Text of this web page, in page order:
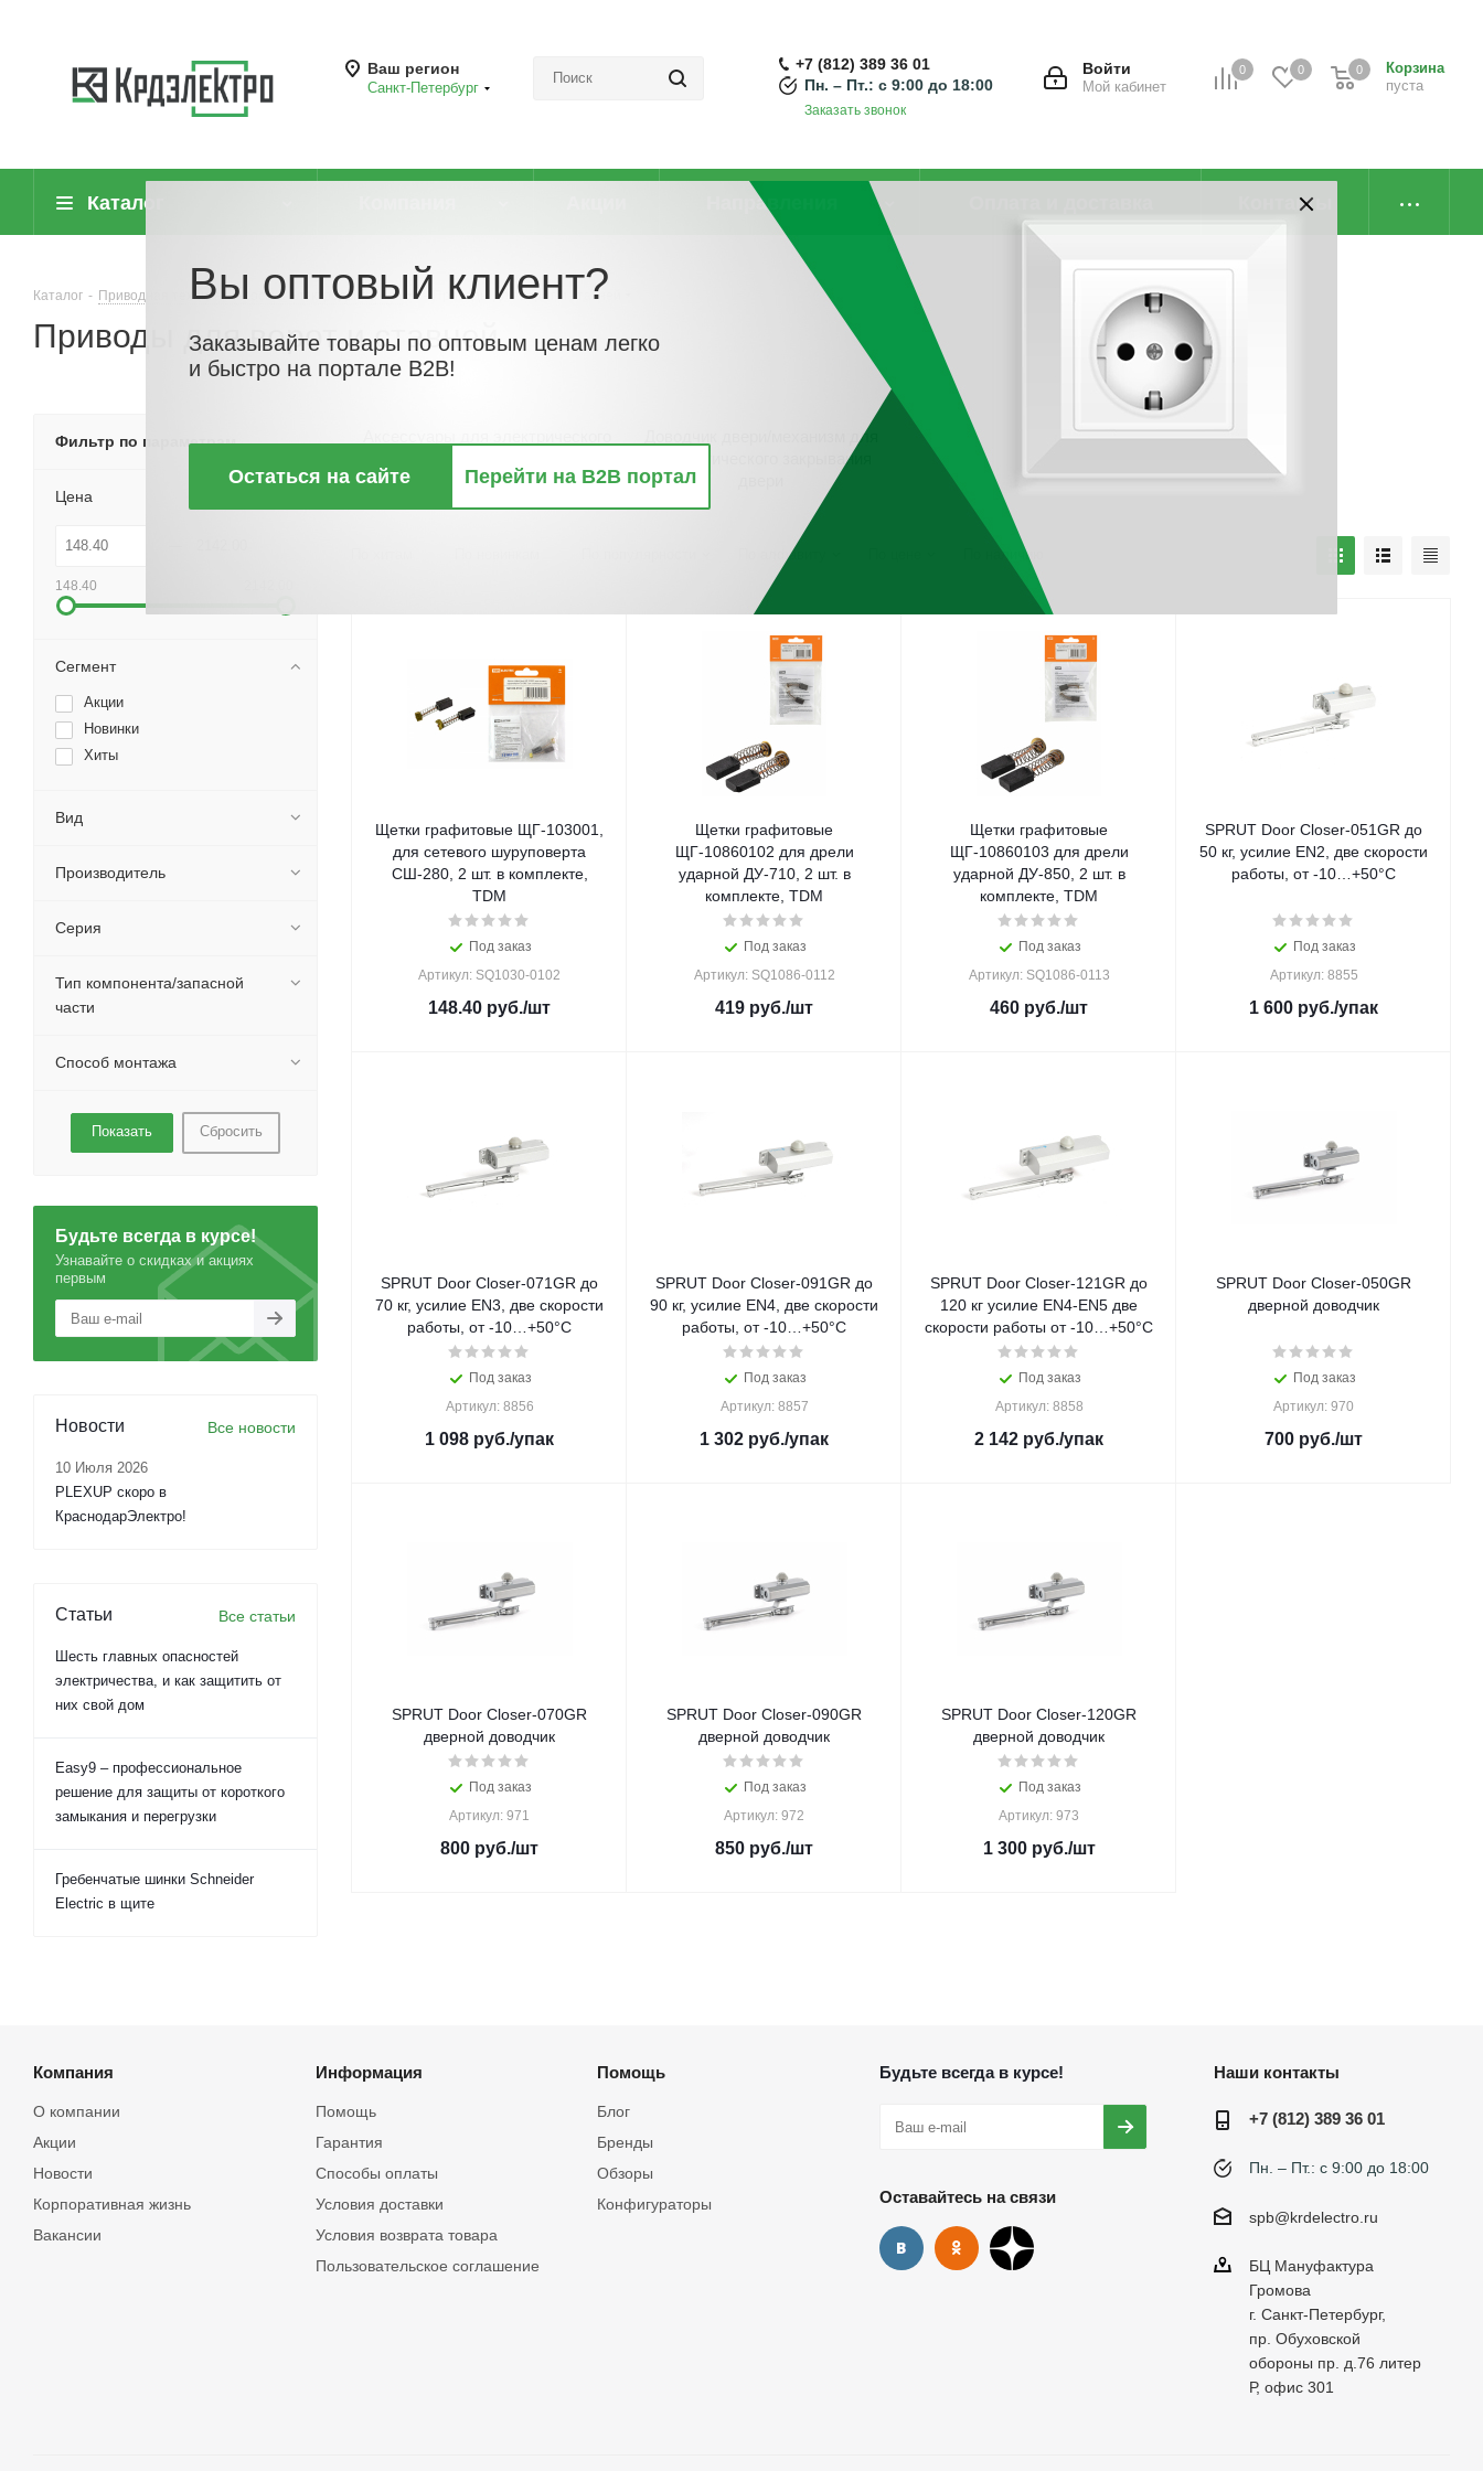
Ваш регион
Санкт-Петербург
0 0
Корзина
пуста
0
Войти
Мой кабинет
+7 (812) 389 36 01
Пн. – Пт.: с 9:00 до 18:00
Заказать звонок
Каталог Направления Контакты
Каталог - Приводная техника, насосы и электродвигатели Приводы для ворот и ставней
Приводы для ворот и ставней
Доводчик двери/механизм для
автоматического закрывания
По алфавиту По наличию
Щетки графитовые ЩГ-103001,
для сетевого шуруповерта
СШ-280, 2 шт. в комплекте,
TDM
Под заказ
Артикул: SQ1030-0102
148.40 руб./шт
Щетки графитовые
ЩГ-10860102 для дрели
ударной ДУ-710, 2 шт. в
комплекте, TDM
Под заказ
Артикул: SQ1086-0112
419 руб./шт
Щетки графитовые
ЩГ-10860103 для дрели
ударной ДУ-850, 2 шт. в
комплекте, TDM
Под заказ
Артикул: SQ1086-0113
460 руб./шт
SPRUT Door Closer-051GR до
50 кг, усилие EN2, две скорости
работы, от -10…+50°С
Под заказ
Артикул: 8855
1 600 руб./упак
SPRUT Door Closer-071GR до
70 кг, усилие EN3, две скорости
работы, от -10…+50°С
Под заказ
Артикул: 8856
1 098 руб./упак
SPRUT Door Closer-091GR до
90 кг, усилие EN4, две скорости
работы, от -10…+50°С
Под заказ
Артикул: 8857
1 302 руб./упак
SPRUT Door Closer-121GR до
120 кг усилие EN4-EN5 две
скорости работы от -10…+50°С
Под заказ
Артикул: 8858
2 142 руб./упак
SPRUT Door Closer-050GR
дверной доводчик
Под заказ
Артикул: 970
700 руб./шт
SPRUT Door Closer-070GR
дверной доводчик
Под заказ
Артикул: 971
800 руб./шт
SPRUT Door Closer-090GR
дверной доводчик
Под заказ
Артикул: 972
850 руб./шт
SPRUT Door Closer-120GR
дверной доводчик
Под заказ
Артикул: 973
1 300руб./шт
Фильтр по параметрам
Цена
148.40
Сегмент
Акции
Новинки
Хиты
Вид
Производитель
Серия
Тип компонента/запасной
части
Способ монтажа
Сбросить
Будьте всегда в курсе!
Узнавайте о скидках и акциях
первым
Новости Все новости
10 Июля 2026
PLEXUP скоро в
КраснодарЭлектро!
Статьи Все статьи
Шесть главных опасностей
электричества, и как защитить от
них свой дом
Easy9 – профессиональное
решение для защиты от короткого
замыкания и перегрузки
Гребенчатые шинки Schneider
Electric в щите
Компания
О компании
Акции
Новости
Корпоративная жизнь
Вакансии
Информация
Помощь
Гарантия
Способы оплаты
Условия доставки
Условия возврата товара
Пользовательское соглашение
Помощь
Блог
Бренды
Обзоры
Конфигураторы
Будьте всегда в курсе!
Оставайтесь на связи
Наши контакты
+7 (812) 389 36 01
Пн. – Пт.: с 9:00 до 18:00
spb@krdelectro.ru
БЦ Мануфактура
Громова
г. Санкт-Петербург,
пр. Обуховской
обороны пр. д.76 литер
Р, офис 301
Вы оптовый клиент?
Заказывайте товары по оптовым ценам легко
и быстро на портале B2B!
Остаться на сайте Перейти на B2B портал